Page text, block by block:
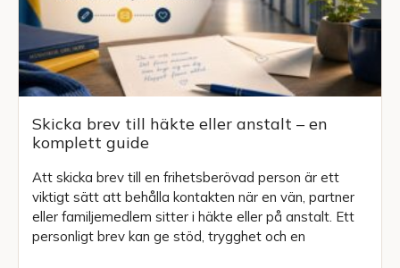
Skicka brev till häkte eller anstalt – en
komplett guide
Att skicka brev till en frihetsberövad person är ett
viktigt sätt att behålla kontakten när en vän, partner
eller familjemedlem sitter i häkte eller på anstalt. Ett
personligt brev kan ge stöd, trygghet och en